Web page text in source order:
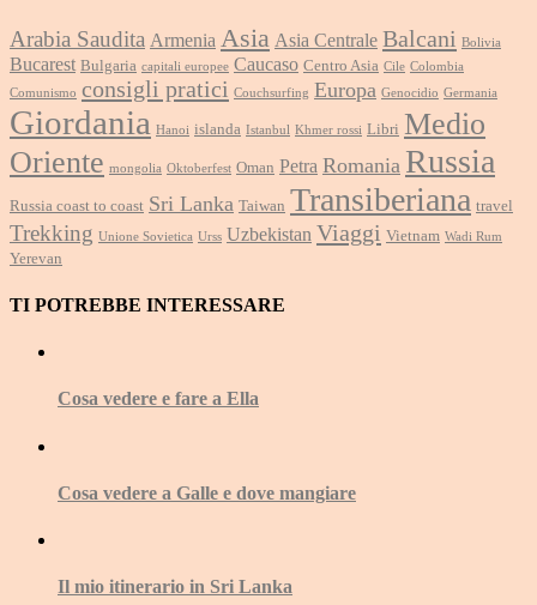
Arabia Saudita Armenia Asia Asia Centrale Balcani Bolivia
Bucarest Bulgaria capitali europee Caucaso Centro Asia Cile Colombia
Comunismo consigli pratici Couchsurfing Europa Genocidio Germania
Giordania Hanoi islanda Istanbul Khmer rossi Libri Medio
Oriente mongolia Oktoberfest Oman Petra Romania Russia
Russia coast to coast Sri Lanka Taiwan Transiberiana travel
Trekking Unione Sovietica Urss Uzbekistan Viaggi Vietnam Wadi Rum
Yerevan
TI POTREBBE INTERESSARE
Cosa vedere e fare a Ella
Cosa vedere a Galle e dove mangiare
Il mio itinerario in Sri Lanka